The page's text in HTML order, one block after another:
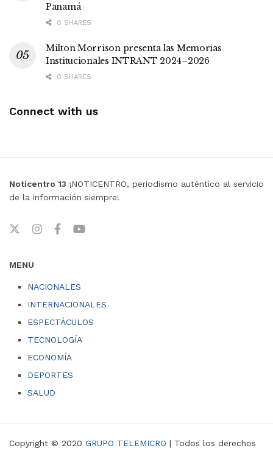
Panamá
0 SHARES
Milton Morrison presenta las Memorias
Institucionales INTRANT 2024–2026
0 SHARES
Connect with us
Noticentro 13 ¡NOTICENTRO, periodismo auténtico al servicio
de la información siempre!
MENU
NACIONALES
INTERNACIONALES
ESPECTÁCULOS
TECNOLOGÍA
ECONOMÍA
DEPORTES
SALUD
Copyright © 2020 GRUPO TELEMICRO | Todos los derechos